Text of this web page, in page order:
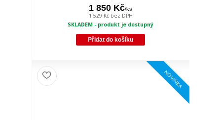
1 850 Kč/ks
1 529 Kč bez DPH
SKLADEM - produkt je dostupný
Přidat do košíku
NOVINKA